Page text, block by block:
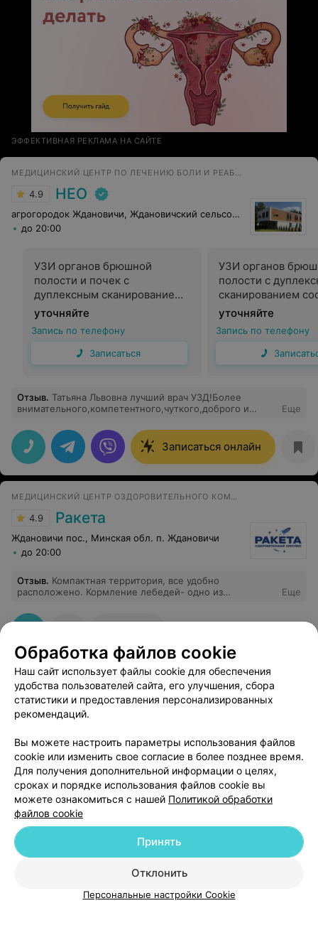
ЭФФЕКТИВНАЯ РЕКЛАМА НА САЙТЕ
МЕДИЦИНСКИЙ ЦЕНТР ПО ЛЕЧЕНИЮ БОЛИ И РЕАБИЛИТАЦИИ
4.9 НЕО
агрогородок Ждановичи, Ждановичский сельсовет, 105
до 20:00
УЗИ органов брюшной
полости и почек с
дуплексным сканированием
сосудов
уточняйте
Запись по телефону
Записаться
УЗИ органов
полости с
сканированием
уточняйте
Запись по телефону
Отзыв. Татьяна Львовна лучший врач УЗД!Более
внимательного,компетентного,чуткого,доброго и
лет делаю узи у этого прекрасного врача и очень всем
рекомендую.
Еще
Записаться онлайн
МЕДИЦИНСКИЙ ЦЕНТР ОЗДОРОВИТЕЛЬНОГО КОМПЛЕКСА
4.9 Ракета
Ждановичи пос., Минская обл. п. Ждановичи
до 20:00
Отзыв. Компактная территория, все удобно
расположено. Кормление лебедей- одно из
Еще
Добавить специалиста
О проекте Новости проекта
Размещение рекламы
Медицинский маркетинг
Публичный договор
Пользовательское соглашение
Способы оплаты
Обработка файлов cookie
Наш сайт использует файлы cookie для обеспечения
удобства пользователей сайта, его улучшения, сбора
статистики и предоставления персонализированных
рекомендаций.
Вы можете настроить параметры использования файлов
cookie или изменить свое согласие в более позднее время.
Для получения дополнительной информации о целях,
сроках и порядке использования файлов cookie вы
можете ознакомиться с нашей Политикой обработки
файлов cookie
Отклонить
Принять
Персональные настройки Cookie